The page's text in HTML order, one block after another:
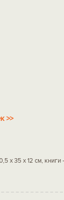
>>
х 35 х 12 см, книги